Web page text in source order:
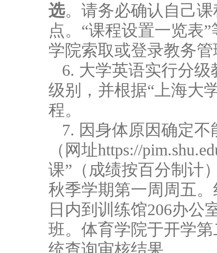
选。请务必确认自己
点。“课程设置一览表
学院索取或登录教务
6. 大学英语实行分
级别，并根据“上海大
程。
7. 因身体原因确定
（网址https://
课”（成绩按百分制计
秋季学期第一周周五
日内到训练馆206办公
班。体育学院于开学
统查询审核结果。